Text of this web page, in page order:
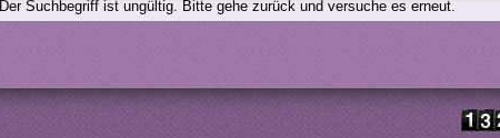
Der Suchbegriff ist ungültig. Bitte gehe zurück und versuche es erneut.